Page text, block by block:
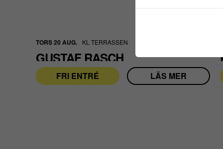
TORS 20 AUG. KL TERRASSEN
GUSTAF RASCH
FRI ENTRÉ LÄS MER